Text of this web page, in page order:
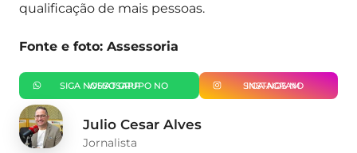
qualificação de mais pessoas.
Fonte e foto: Assessoria
SIGA NOSSO GRUPO NO WHATSAPP SIGA-NOS NO INSTAGRAM
Julio Cesar Alves
Jornalista